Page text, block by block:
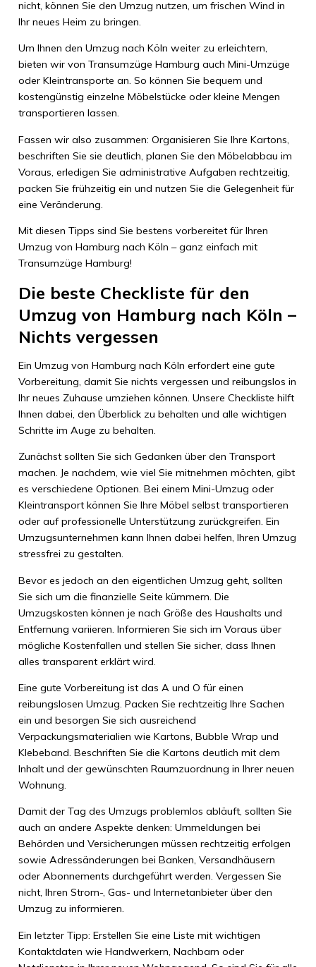
nicht, können Sie den Umzug nutzen, um frischen Wind in
Ihr neues Heim zu bringen.
Um Ihnen den Umzug nach Köln weiter zu erleichtern,
bieten wir von Transumzüge Hamburg auch Mini-Umzüge
oder Kleintransporte an. So können Sie bequem und
kostengünstig einzelne Möbelstücke oder kleine Mengen
transportieren lassen.
Fassen wir also zusammen: Organisieren Sie Ihre Kartons,
beschriften Sie sie deutlich, planen Sie den Möbelabbau im
Voraus, erledigen Sie administrative Aufgaben rechtzeitig,
packen Sie frühzeitig ein und nutzen Sie die Gelegenheit für
eine Veränderung.
Mit diesen Tipps sind Sie bestens vorbereitet für Ihren
Umzug von Hamburg nach Köln – ganz einfach mit
Transumzüge Hamburg!
Die beste Checkliste für den
Umzug von Hamburg nach Köln –
Nichts vergessen
Ein Umzug von Hamburg nach Köln erfordert eine gute
Vorbereitung, damit Sie nichts vergessen und reibungslos in
Ihr neues Zuhause umziehen können. Unsere Checkliste hilft
Ihnen dabei, den Überblick zu behalten und alle wichtigen
Schritte im Auge zu behalten.
Zunächst sollten Sie sich Gedanken über den Transport
machen. Je nachdem, wie viel Sie mitnehmen möchten, gibt
es verschiedene Optionen. Bei einem Mini-Umzug oder
Kleintransport können Sie Ihre Möbel selbst transportieren
oder auf professionelle Unterstützung zurückgreifen. Ein
Umzugsunternehmen kann Ihnen dabei helfen, Ihren Umzug
stressfrei zu gestalten.
Bevor es jedoch an den eigentlichen Umzug geht, sollten
Sie sich um die finanzielle Seite kümmern. Die
Umzugskosten können je nach Größe des Haushalts und
Entfernung variieren. Informieren Sie sich im Voraus über
mögliche Kostenfallen und stellen Sie sicher, dass Ihnen
alles transparent erklärt wird.
Eine gute Vorbereitung ist das A und O für einen
reibungslosen Umzug. Packen Sie rechtzeitig Ihre Sachen
ein und besorgen Sie sich ausreichend
Verpackungsmaterialien wie Kartons, Bubble Wrap und
Klebeband. Beschriften Sie die Kartons deutlich mit dem
Inhalt und der gewünschten Raumzuordnung in Ihrer neuen
Wohnung.
Damit der Tag des Umzugs problemlos abläuft, sollten Sie
auch an andere Aspekte denken: Ummeldungen bei
Behörden und Versicherungen müssen rechtzeitig erfolgen
sowie Adressänderungen bei Banken, Versandhäusern
oder Abonnements durchgeführt werden. Vergessen Sie
nicht, Ihren Strom-, Gas- und Internetanbieter über den
Umzug zu informieren.
Ein letzter Tipp: Erstellen Sie eine Liste mit wichtigen
Kontaktdaten wie Handwerkern, Nachbarn oder